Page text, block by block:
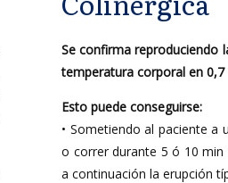
Se confirma reproduciendo
temperatura corporal en 0,7
Esto puede conseguirse:
• Sometiendo al paciente a
o correr durante 5 ó 10 min
a continuación la erupción